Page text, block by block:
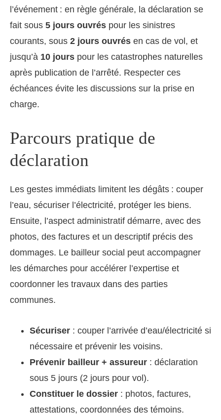
l’événement : en règle générale, la déclaration se
fait sous 5 jours ouvrés pour les sinistres
courants, sous 2 jours ouvrés en cas de vol, et
jusqu’à 10 jours pour les catastrophes naturelles
après publication de l’arrêté. Respecter ces
échéances évite les discussions sur la prise en
charge.
Parcours pratique de
déclaration
Les gestes immédiats limitent les dégâts : couper
l’eau, sécuriser l’électricité, protéger les biens.
Ensuite, l’aspect administratif démarre, avec des
photos, des factures et un descriptif précis des
dommages. Le bailleur social peut accompagner
les démarches pour accélérer l’expertise et
coordonner les travaux dans des parties
communes.
Sécuriser : couper l’arrivée d’eau/électricité si
nécessaire et prévenir les voisins.
Prévenir bailleur + assureur : déclaration
sous 5 jours (2 jours pour vol).
Constituer le dossier : photos, factures,
attestations, coordonnées des témoins.